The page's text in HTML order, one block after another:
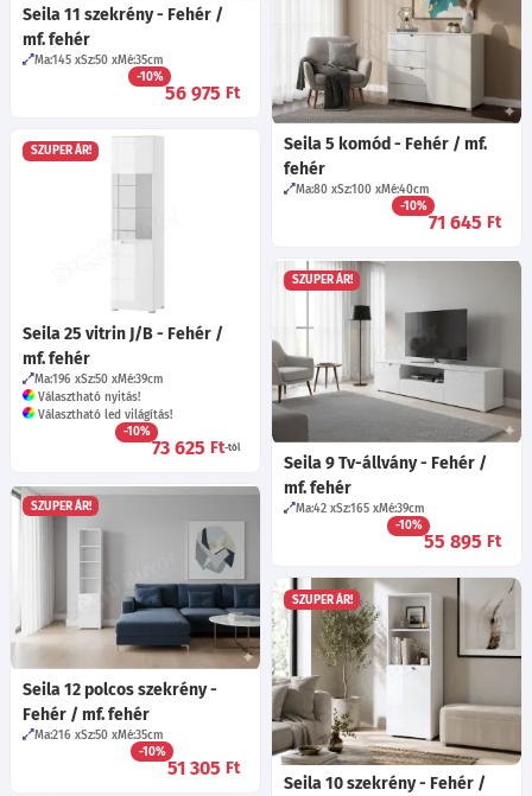
Seila 11 szekrény - Fehér /
mf. fehér
Ma:145 Sz:50 Mé:35cm
-10%
56 975 Ft
Seila 5 komód - Fehér / mf.
fehér
Ma:80 Sz:100 Mé:40cm
-10%
71 645 Ft
SZUPER ÁR!
Seila 25 vitrin J/B - Fehér /
mf. fehér
Ma:196 Sz:50 Mé:39cm
Választható nyitás!
Választható led világítás!
-10%
73 625 Ft-tól
SZUPER ÁR!
Seila 9 Tv-állvány - Fehér /
mf. fehér
Ma:42 Sz:165 Mé:39cm
-10%
55 895 Ft
SZUPER ÁR!
Seila 12 polcos szekrény -
Fehér / mf. fehér
Ma:216 Sz:50 Mé:35cm
-10%
51 305 Ft
SZUPER ÁR!
Seila 10 szekrény - Fehér /